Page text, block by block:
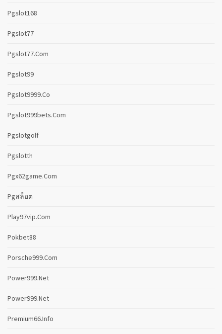
Pgslot168
Pgslot77
Pgslot77.com
Pgslot99
Pgslot9999.co
Pgslot999bets.com
Pgslotgolf
Pgslotth
Pgx62game.com
Pgสล็อต
Play97vip.com
Pokbet88
Porsche999.com
Power999.net
Power999.net
Premium66.info